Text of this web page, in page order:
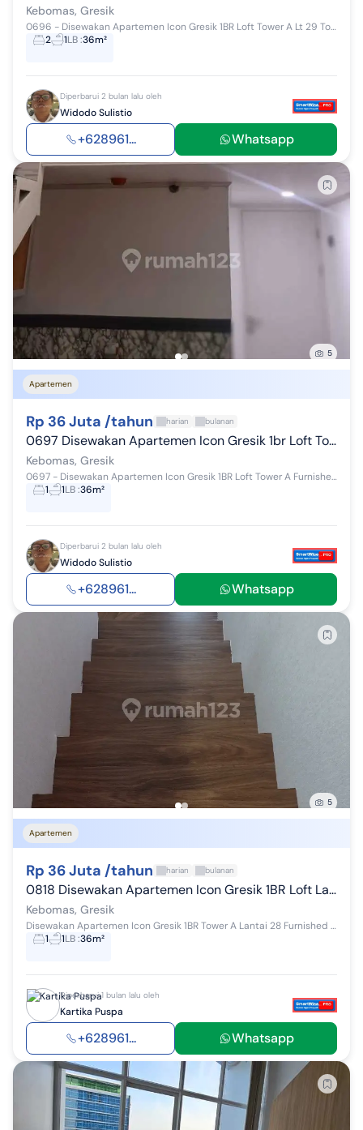
Kebomas, Gresik
0696 - Disewakan Apartemen Icon Gresik 1BR Loft Tower A Lt 29 Tower A Type 1 BR Loft Lantai 29 Kondisi Furnished: - Tv - AC - Springbed dengan Di...
2
1LB:36m²
Diperbarui 2 bulan lalu oleh
Widodo Sulistio
+628961... Whatsapp
5
Apartemen
Rp 36 Juta /tahun harian bulanan
0697 Disewakan Apartemen Icon Gresik 1br Loft Tower A Furnished
Kebomas, Gresik
0697 - Disewakan Apartemen Icon Gresik 1BR Loft Tower A Furnished Tower A Type 1 BR Loft Lantai 29 Kondisi Furnished: - Tv - AC - Springbed denga...
1
1LB:36m²
Diperbarui 2 bulan lalu oleh
Widodo Sulistio
+628961... Whatsapp
5
Apartemen
Rp 36 Juta /tahun harian bulanan
0818 Disewakan Apartemen Icon Gresik 1BR Loft Lantai 28 Furnished
Kebomas, Gresik
Disewakan Apartemen Icon Gresik 1BR Tower A Lantai 28 Furnished Tower A Tipe 1 BR Lantai 28 View kota Kondisi Furnished: - Dipan dengan Springbed...
1
1LB:36m²
Diperbarui 1 bulan lalu oleh
Kartika Puspa
+628961... Whatsapp